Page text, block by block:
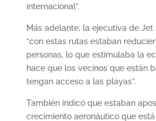
internacional”.
Más adelante, la ejecutiva de
“con estas rutas estaban
personas, lo que estimulaba la
hace que los vecinos que están
tengan acceso a las playas”.
También indicó que estaban
crecimiento aeronáutico que